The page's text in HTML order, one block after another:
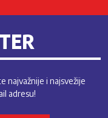
najvažnije i najsvežije
adresu!